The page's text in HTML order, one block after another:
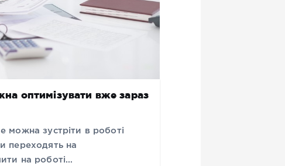
оптимізувати вже зараз
можна зустріти в роботі
переходять на
на роботі…